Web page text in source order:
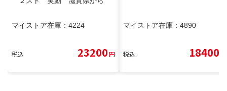
マイストア在庫： 4224
税込 23200円
マイストア在庫： 4890
税込 18400